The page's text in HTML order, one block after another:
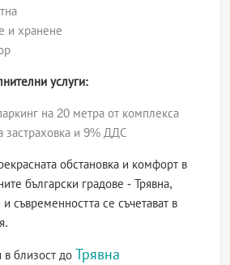
и хранене
услуги:
на 20 метра от комплекса
застраховка и 9% ДДС
обстановка и комфорт в
български градове - Трявна,
съвременността се съчетават в
в близост до Трявна